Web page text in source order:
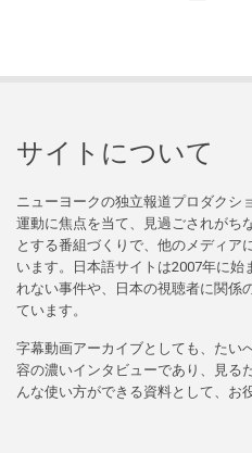
サイトについて
ニューヨークの独立報道プロダクシ
運動に焦点を当て、見過ごされがち
とする番組づくりで、他のメディア
います。日本語サイトは2007年に始
れない事件や、日本の視聴者に関係
ています。
字幕動画アーカイブとしても、たい
容の濃いインタビューであり、見る
んな使い方ができる資料として、お